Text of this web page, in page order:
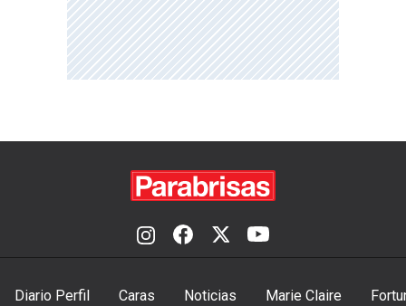
Diario Perfil Caras Noticias Marie Claire